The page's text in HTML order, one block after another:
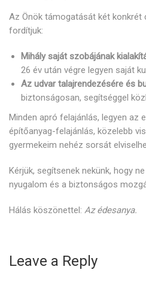
Az Önök támogatását két konkrét
fordítjuk:
Mihály saját szobájának
26 év után végre legyen saját
Az udvar talajrendezésére és
biztonságosan, segítséggel
Minden apró felajánlás, legyen az
építőanyag-felajánlás, közelebb
gyermekeim nehéz sorsát
Kérjük, segítsenek nekünk, hogy
nyugalom és a biztonságos
Hálás köszönettel: Az édesanya.
Leave a Reply